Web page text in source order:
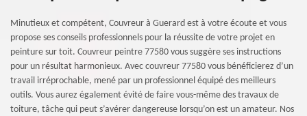
Minutieux et compétent, Couvreur à Guerard est à votre écoute et vous
propose ses conseils professionnels pour la réussite de votre projet en
peinture sur toit. Couvreur peintre 77580 vous suggère ses instructions
pour un résultat harmonieux. Avec couvreur 77580 vous bénéficierez d’un
travail irréprochable, mené par un professionnel équipé des meilleurs
outils. Vous aurez également évité de faire vous-même des travaux de
toiture, tâche qui peut s’avérer dangereuse lorsqu’on est un amateur. Nos